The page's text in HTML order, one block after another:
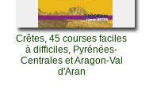
Crêtes, 45 courses faciles
à difficiles, Pyrénées-
Centrales et Aragon-Val
d'Aran